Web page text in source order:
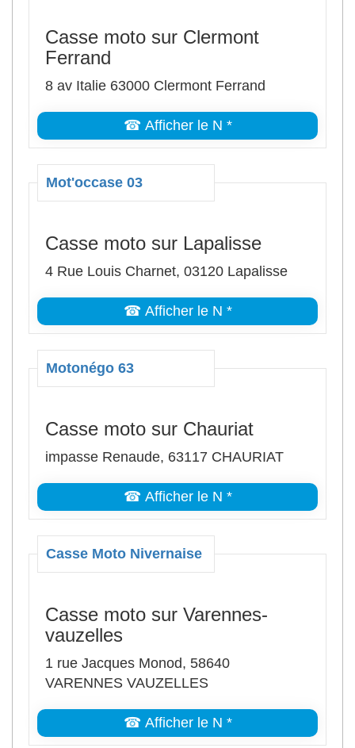
Casse moto sur Clermont
Ferrand
8 av Italie 63000 Clermont Ferrand
☎ Afficher le N *
Mot'occase 03
Casse moto sur Lapalisse
4 Rue Louis Charnet, 03120 Lapalisse
☎ Afficher le N *
Motonégo 63
Casse moto sur Chauriat
impasse Renaude, 63117 CHAURIAT
☎ Afficher le N *
Casse Moto Nivernaise
Casse moto sur Varennes-
vauzelles
1 rue Jacques Monod, 58640
VARENNES VAUZELLES
☎ Afficher le N *